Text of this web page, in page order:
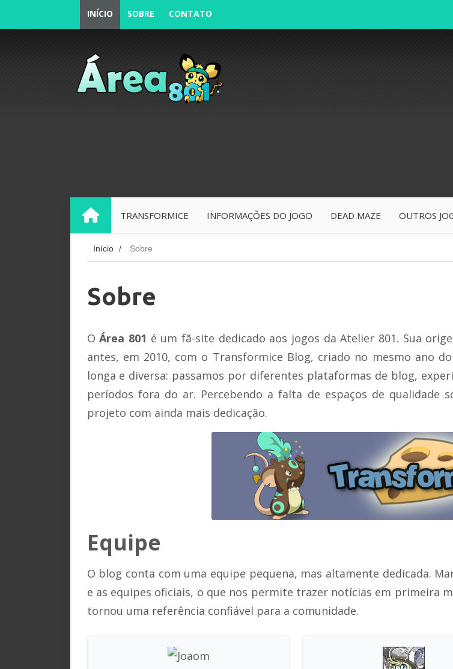
INÍCIO SOBRE CONTATO
INÍCIO
TRANSFORMICE INFORMAÇÕES DO JOGO DEAD MAZE OUTROS
Início / Sobre
Sobre
Sobre
OÁrea 801 é um fã-site dedicado aos jogos da Atelier 801. Sua
antes, em 2010, com o Transformice Blog, criado no mesmo ano
longa e diversa: passamos por diferentes plataformas de blog,
períodos fora do ar. Percebendo a falta de espaços de qualidade
projeto com ainda mais dedicação.
Equipe
O blog conta com uma equipe pequena, mas altamente dedicada.
e as equipes oficiais, o que nos permite trazer notícias em primeira
tornou uma referência confiável para a comunidade.